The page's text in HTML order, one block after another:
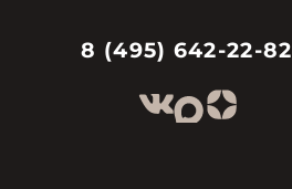
8 (495) 642-22-82